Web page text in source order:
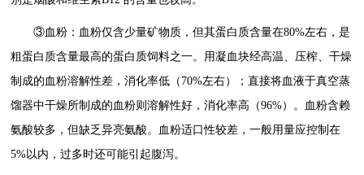
③血粉：血粉仅含少量矿物质，但其蛋白质含量在80%左右，是
粗蛋白质含量最高的蛋白质饲料之一。用凝血块经高温、压榨、干燥
制成的血粉溶解性差，消化率低（70%左右）；直接将血液于真空蒸
馏器中干燥所制成的血粉则溶解性好，消化率高（96%）。血粉含赖
氨酸较多，但缺乏异亮氨酸。血粉适口性较差，一般用量应控制在
5%以内，过多时还可能引起腹泻。